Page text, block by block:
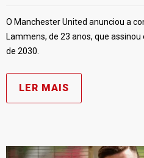
O Manchester United anunciou a
Lammens, de 23 anos, que
de 2030.
LER MAIS